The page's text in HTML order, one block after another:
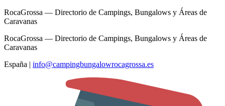
RocaGrossa — Directorio de Campings, Bungalows y Áreas de
Caravanas
RocaGrossa — Directorio de Campings, Bungalows y Áreas de
Caravanas
España | info@campingbungalowrocagrossa.es